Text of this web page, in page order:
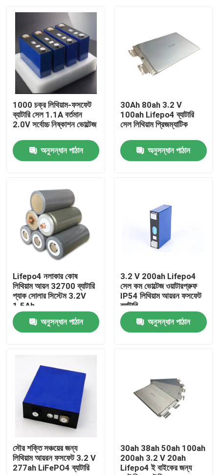
আমাদের সম্পর্কে
পরিচিতি
পণ্য
LiFePO4 ব্যাটারি সেল
12V lifepo4 ব্যাটারি
48V Lifepo4 ব্যাটারি
RV Lifepo4 ব্যাটারি
LiFePO4 পাওয়ারওয়াল
1000 চক্র লিথিয়াম-ফসফেট
ব্যাটারি সেল 1.1A বর্তমান
2.0V সর্বোচ্চ নিষ্কাশন ভোল্টেজ
অনুসন্ধান পাঠান
30Ah 80ah 3.2 V
100ah Lifepo4 ব্যাটারি
সেল লিথিয়াম প্রিজম্যাটিক
অনুসন্ধান পাঠান
Lifepo4 নলাকার কোষ
লিথিয়াম আয়ন 32700 ব্যাটারি
প্যাক সোলার সিস্টেম 3.2V
1.5Ah
অনুসন্ধান পাঠান
3.2 V 200ah Lifepo4
সেল কম ভোল্টেজ ওয়াটারপ্রুফ
IP54 লিথিয়াম আয়রন ফসফেট
ব্যাটারি
অনুসন্ধান পাঠান
সৌর শক্তি সঞ্চয়ের জন্য
লিথিয়াম আয়রন ফসফেট 3.2 V
277ah LiFePO4 ব্যাটারি
30ah 38ah 50ah 100ah
200ah 3.2 V 20ah
Lifepo4 ই বাইকের জন্য